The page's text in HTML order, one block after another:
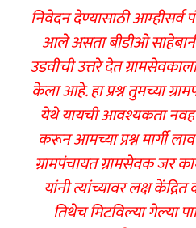
निवेदन देण्यासाठी आम्हीसर्व
आले असता बीडीओ
उडवीची उत्तरे देत
केला आहे. हा प्रश्न तुमच्या
येथे यायची आवश्यकता
करून आमच्या प्रश्न मार्गी
ग्रामपंचायत ग्रामसेवक जर
यांनी त्यांच्यावर लक्ष
तिथेच मिटविल्या गेल्या